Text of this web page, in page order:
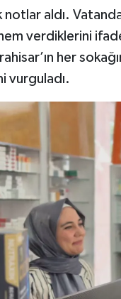
aldı.
verdiklerini
her
vurguladı.